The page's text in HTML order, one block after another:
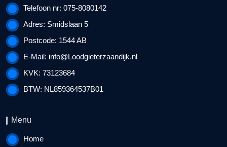
Telefoon nr: 075-8080142
Adres: Smidslaan 5
Postcode: 1544 AB
E-Mail: info@Loodgieterzaandijk.nl
KVK: 73123684
BTW: NL859364537B01
Menu
Home